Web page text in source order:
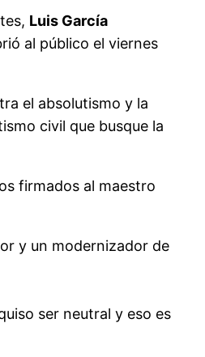
Luis García
al público el viernes
el absolutismo y la
civil que busque la
firmados al maestro
y un modernizador de
ser neutral y eso es